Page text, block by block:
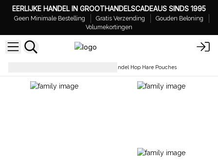
EERLIJKE HANDEL IN GROOTHANDELSCADEAUS SINDS 1995
Geen Minimale Bestelling Gratis Verzending
Gouden Beloning
Volumekortingen
Groothandel Hop Hare Pouches